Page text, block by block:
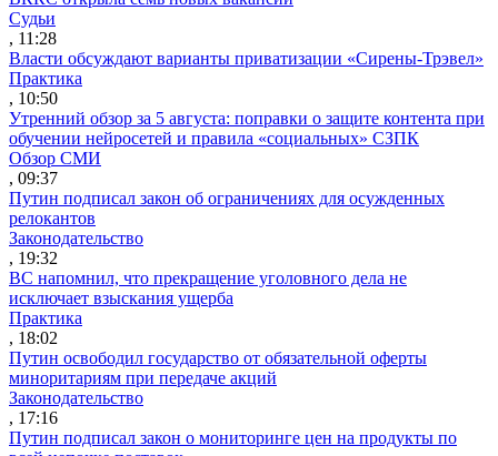
Судьи
, 11:28
Власти обсуждают варианты приватизации «Сирены-Трэвел»
Практика
, 10:50
Утренний обзор за 5 августа: поправки о защите контента при
обучении нейросетей и правила «социальных» СЗПК
Обзор СМИ
, 09:37
Путин подписал закон об ограничениях для осужденных
релокантов
Законодательство
, 19:32
ВС напомнил, что прекращение уголовного дела не
исключает взыскания ущерба
Практика
, 18:02
Путин освободил государство от обязательной оферты
миноритариям при передаче акций
Законодательство
, 17:16
Путин подписал закон о мониторинге цен на продукты по